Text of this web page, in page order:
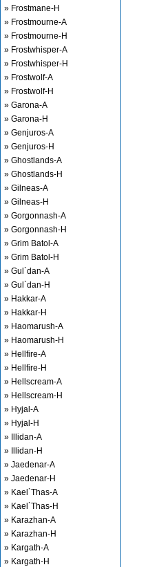
» Frostmane-H
» Frostmourne-A
» Frostmourne-H
» Frostwhisper-A
» Frostwhisper-H
» Frostwolf-A
» Frostwolf-H
» Garona-A
» Garona-H
» Genjuros-A
» Genjuros-H
» Ghostlands-A
» Ghostlands-H
» Gilneas-A
» Gilneas-H
» Gorgonnash-A
» Gorgonnash-H
» Grim Batol-A
» Grim Batol-H
» Gul`dan-A
» Gul`dan-H
» Hakkar-A
» Hakkar-H
» Haomarush-A
» Haomarush-H
» Hellfire-A
» Hellfire-H
» Hellscream-A
» Hellscream-H
» Hyjal-A
» Hyjal-H
» Illidan-A
» Illidan-H
» Jaedenar-A
» Jaedenar-H
» Kael`Thas-A
» Kael`Thas-H
» Karazhan-A
» Karazhan-H
» Kargath-A
» Kargath-H